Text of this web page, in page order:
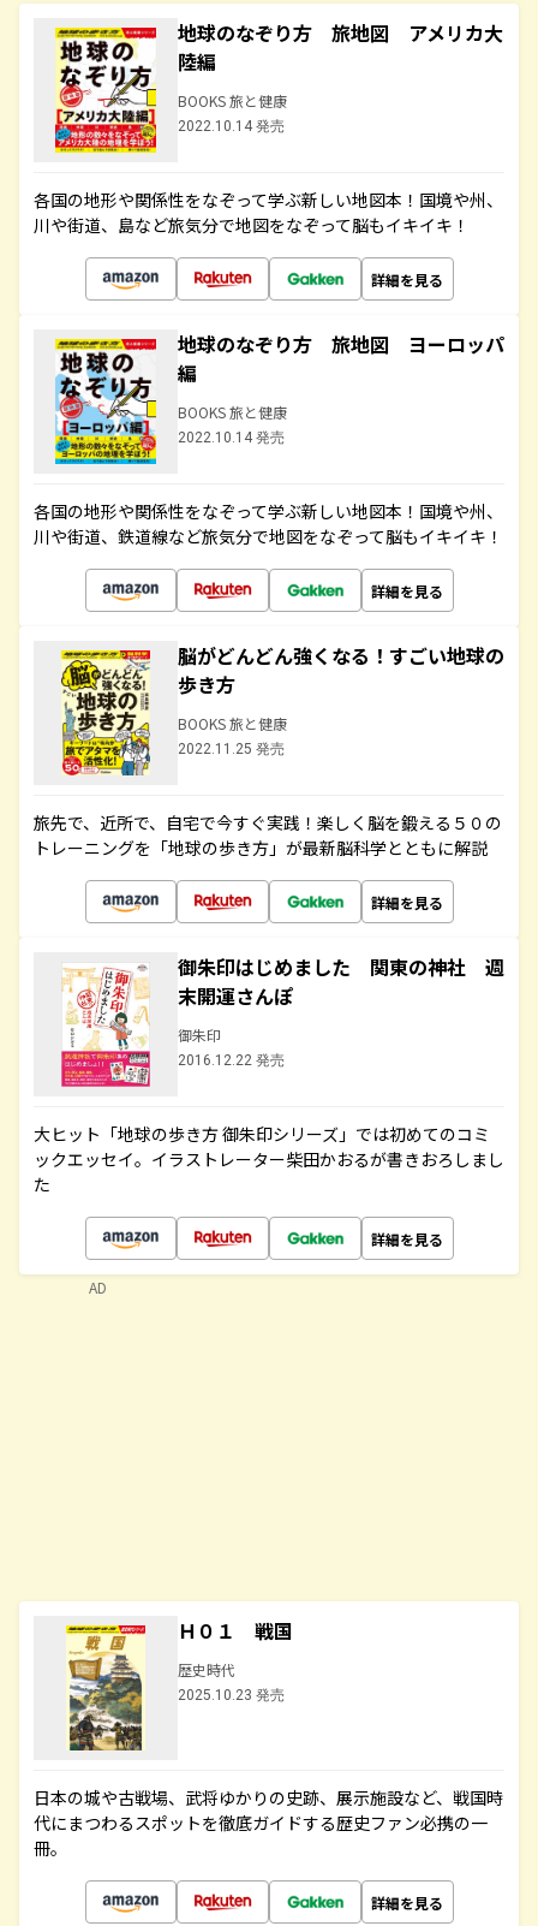
地球のなぞり方 旅地図 アメリカ大
陸編
BOOKS 旅と健康
2022.10.14 発売
各国の地形や関係性をなぞって学ぶ新しい地図本！国境や州、
川や街道、島など旅気分で地図をなぞって脳もイキイキ！
詳細を見る
地球のなぞり方 旅地図 ヨーロッパ
編
BOOKS 旅と健康
2022.10.14 発売
各国の地形や関係性をなぞって学ぶ新しい地図本！国境や州、
川や街道、鉄道線など旅気分で地図をなぞって脳もイキイキ！
詳細を見る
脳がどんどん強くなる！すごい地球の
歩き方
BOOKS 旅と健康
2022.11.25 発売
旅先で、近所で、自宅で今すぐ実践！楽しく脳を鍛える５０の
トレーニングを「地球の歩き方」が最新脳科学とともに解説
詳細を見る
御朱印はじめました 関東の神社 週
末開運さんぽ
御朱印
2016.12.22 発売
大ヒット「地球の歩き方 御朱印シリーズ」では初めてのコミ
ックエッセイ。イラストレーター柴田かおるが書きおろしまし
た
詳細を見る
Ｈ０１ 戦国
歴史時代
2025.10.23 発売
日本の城や古戦場、武将ゆかりの史跡、展示施設など、戦国時
代にまつわるスポットを徹底ガイドする歴史ファン必携の一
冊。
詳細を見る
AD